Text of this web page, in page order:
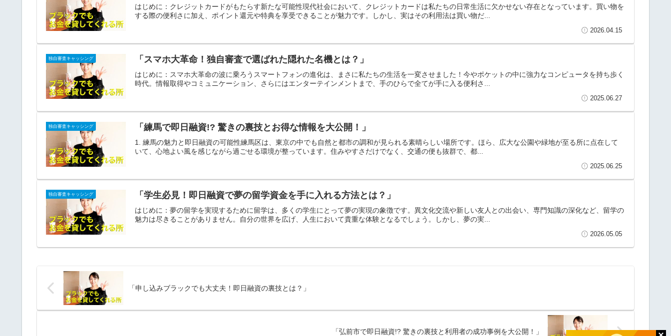
はじめに：クレジットカードがもたらす新たな可能性現代社会において、クレジットカードは私たちの日常生活に欠かせない存在となっています。買い物を
する際の便利さに加え、ポイント還元や特典を享受できることが魅力です。しかし、実はその利用法は買い物だ...
2026.04.15
独自審査キャッシング 「スマホ大革命！独自審査で選ばれた隠れた名機とは？」
はじめに：スマホ大革命の波に乗ろうスマートフォンの進化は、まさに私たちの生活を一変させました！今やポケットの中に強力なコンピュータを持ち歩く
時代。情報取得やコミュニケーション、さらにはエンターテインメントまで、手のひらで全てが手に入る便利さ...
2025.06.27
独自審査キャッシング 「練馬で即日融資!? 驚きの裏技とお得な情報を大公開！」
1. 練馬の魅力と即日融資の可能性練馬区は、東京の中でも自然と都市の調和が見られる素晴らしい場所です。ほら、広大な公園や緑地が至る所に点在して
いて、心地よい風を感じながら過ごせる環境が整っています。住みやすさだけでなく、交通の便も抜群で、都...
2025.06.25
独自審査キャッシング 「学生必見！即日融資で夢の留学資金を手に入れる方法とは？」
はじめに：夢の留学を実現するために留学は、多くの学生にとって夢の実現の象徴です。異文化交流や新しい友人との出会い、専門知識の深化など、留学の
魅力は尽きることがありません。自分の世界を広げ、人生において貴重な体験となるでしょう。しかし、夢の実...
2026.05.05
「申し込みブラックでも大丈夫！即日融資の裏技とは？」
「弘前市で即日融資!? 驚きの裏技と利用者の成功事例を大公開！」